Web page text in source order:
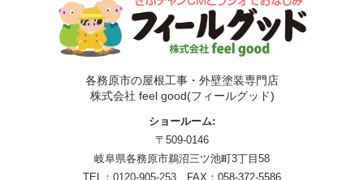
各務原市の屋根工事・外壁塗装専門店
株式会社 feel good(フィールグッド)
ショールーム:
〒509-0146
岐阜県各務原市鵜沼三ツ池町3丁目58
TEL： 0120-905-253 FAX：058-372-5586